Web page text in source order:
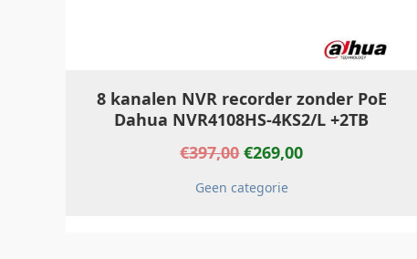
8 kanalen NVR recorder zonder PoE
Dahua NVR4108HS-4KS2/L +2TB
€397,00 €269,00
Geen categorie